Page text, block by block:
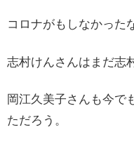
コロナがもしなかった
志村けんさんはまだ志
岡江久美子さんも今で
ただろう。